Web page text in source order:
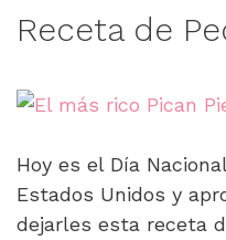
Receta de
Hoy es el Día
Estados Unidos y
dejarles esta receta